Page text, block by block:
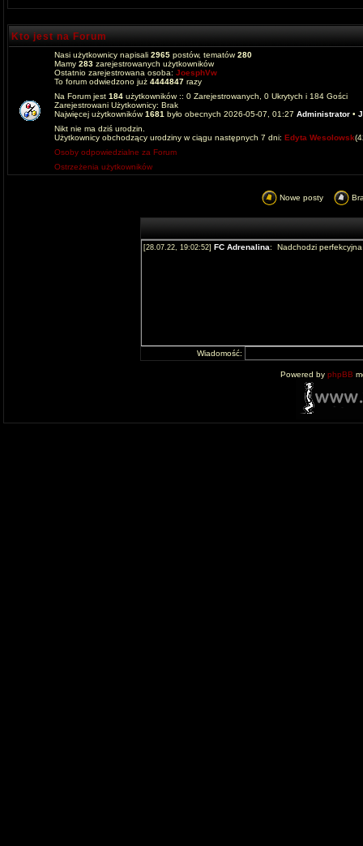
Kto jest na Forum
Nasi użytkownicy napisali 2965 postów, tematów280
Mamy 283 zarejestrowanych użytkowników
Ostatnio zarejestrowana osoba: JoesphVw
To forum odwiedzono już 4444847 razy
Na Forum jest 184 użytkowników :: 0 Zarejestrowanych, 0 Ukrytych i 184 Gości
Zarejestrowani Użytkownicy: Brak
Najwięcej użytkowników1681 było obecnych 2026-05-07, 01:27 Administrator •
Nikt nie ma dziś urodzin.
Użytkownicy obchodzący urodziny w ciągu następnych 7 dni: Edyta Wesolowsk
Osoby odpowiedzialne za Forum
Ostrzeżenia użytkowników
Nowe posty
Wiadomość:
Powered by phpBB